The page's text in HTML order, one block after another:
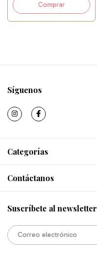
Síguenos
Categorías
Contáctanos
Suscríbete al newsletter